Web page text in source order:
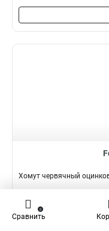
Хомут червячный
Подробнее
Наличие:
Сравнить
0